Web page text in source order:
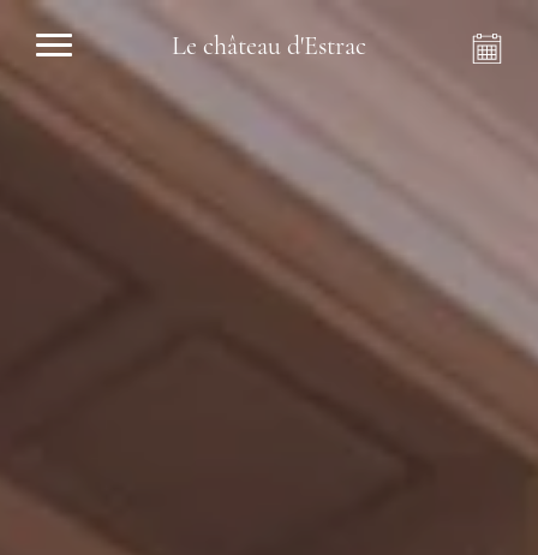
Le château d'Estrac